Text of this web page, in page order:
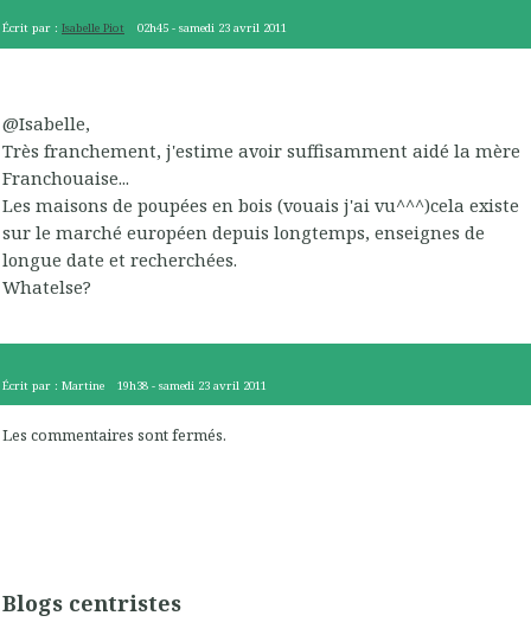
Blogs centristes
Écrit par : Isabelle Piot 02h45 -samedi 23 avril 2011
@Isabelle,
Très franchement, j'estime avoir suffisamment aidé la mère
Franchouaise...
Les maisons de poupées en bois (vouais j'ai vu^^^)cela existe
sur le marché européen depuis longtemps, enseignes de
longue date et recherchées.
Whatelse?
Écrit par : Martine 19h38 -samedi 23 avril 2011
Les commentaires sont fermés.